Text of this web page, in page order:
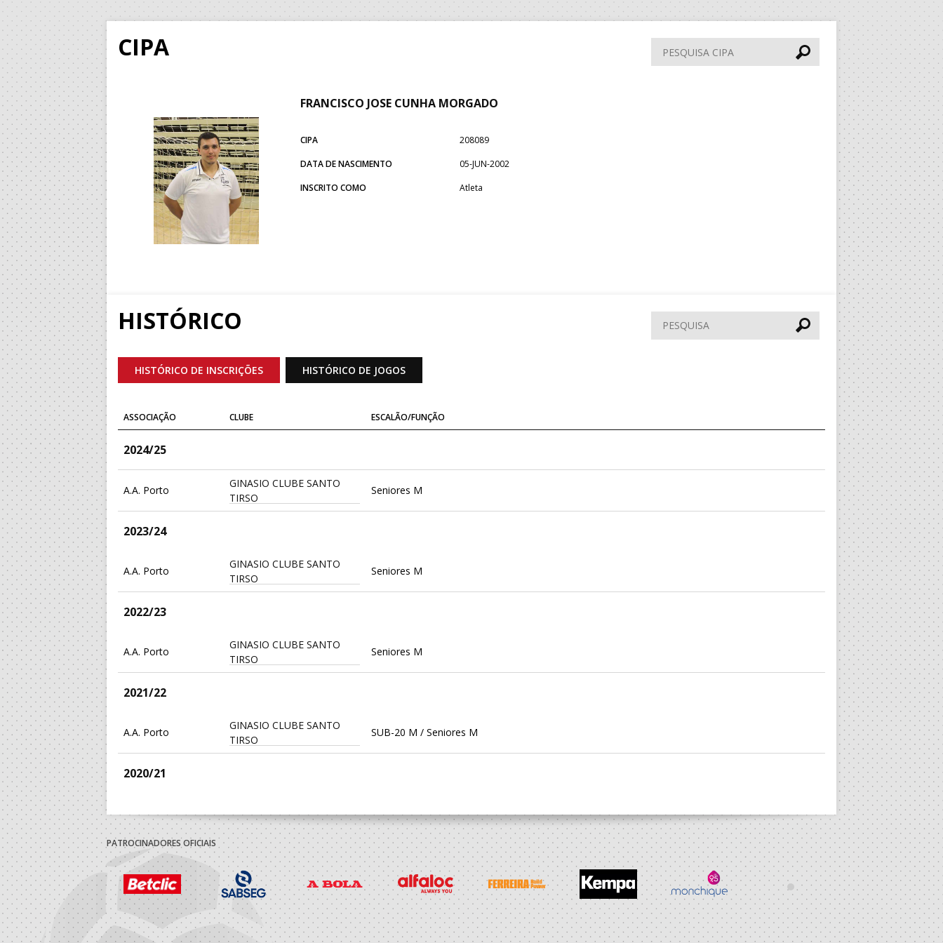
CIPA
Pesquisa
CIPA
FRANCISCO JOSE CUNHA MORGADO
CIPA
208089
DATA DE NASCIMENTO
05-JUN-2002
INSCRITO COMO
Atleta
HISTÓRICO Pesquisar
HISTÓRICO DE INSCRIÇÕES HISTÓRICO DE JOGOS
ASSOCIAÇÃO CLUBE ESCALÃO/FUNÇÃO
2024/25
A.A. Porto
GINASIO CLUBE SANTO
TIRSO
Seniores M
2023/24
A.A. Porto
GINASIO CLUBE SANTO
TIRSO
Seniores M
2022/23
A.A. Porto
GINASIO CLUBE SANTO
TIRSO
Seniores M
2021/22
A.A. Porto
GINASIO CLUBE SANTO
TIRSO
SUB-20 M / Seniores M
2020/21
A.A. Porto
GINASIO CLUBE SANTO
TIRSO
SUB-19 M / Seniores M
A.A. Braga ABC Braga Andebol Sad SUB-19 M / Seniores M
Porto A Praia
Associação Desportiva ADG
- AP
Seniores M - And. Praia
PATROCINADORES OFICIAIS